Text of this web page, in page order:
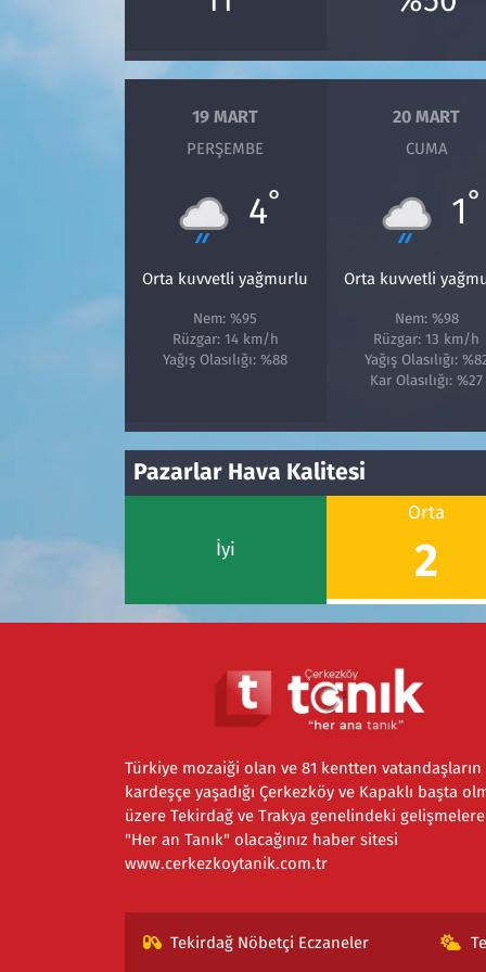
19 MART
PERŞEMBE
4°
Orta kuvvetli yağmurlu
Nem: %95
Rüzgar: 14 km/h
Yağış Olasılığı: %88
20 MART
CUMA
1°
Orta kuvvetli
Nem: %98
Rüzgar: 13 km/h
Yağış Olasılığı:
Kar Olasılığı: %27
Pazarlar Hava Kalitesi
İyi
Orta
2
Türkiye mozaiği olan ve 81 kentten vatandaşların
kardeşçe yaşadığı Çerkezköy ve Kapaklı başta
üzere Tekirdağ ve Trakya genelindeki gelişmelere
"Her an Tanık" olacağınız haber sitesi
www.cerkezkoytanik.com.tr
Tekirdağ Nöbetçi Eczaneler